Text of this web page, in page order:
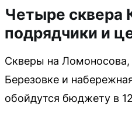
Четыре сквера
подрядчики и
Скверы на
Березовке и
обойдутся бюджету в